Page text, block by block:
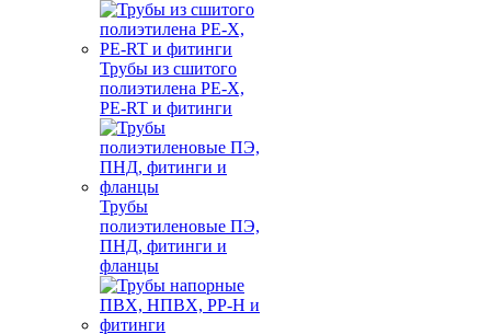
Трубы из сшитого
полиэтилена PE-X,
PE-RT и фитинги
Трубы
полиэтиленовые ПЭ,
ПНД, фитинги и
фланцы